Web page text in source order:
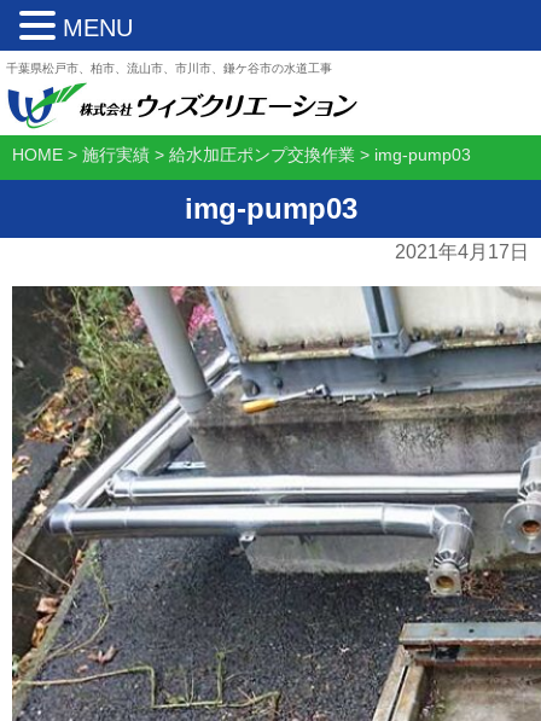
千葉県松戸市、柏市、流山市、市川市、鎌ケ谷市の水道工事
HOME > 施行実績 > 給水加圧ポンプ交換作業 > img-pump03
img-pump03
2021年4月17日
MENU